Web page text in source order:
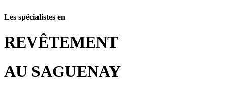
Les spécialistes en
REVÊTEMENT
AU SAGUENAY